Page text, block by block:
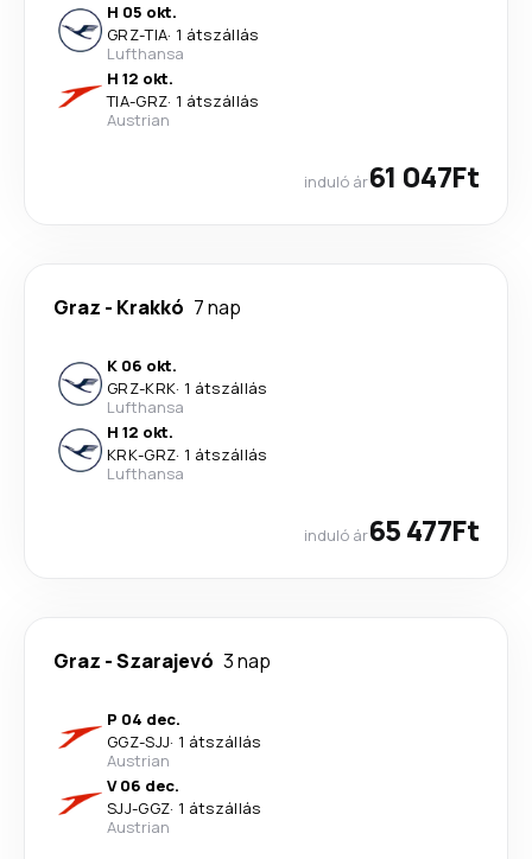
H 05 okt.
GRZ-TIA· 1 átszállás
Lufthansa
H 12 okt.
TIA-GRZ· 1 átszállás
Austrian
induló ár61 047Ft
Graz - Krakkó 7 nap
K 06 okt.
GRZ-KRK· 1 átszállás
Lufthansa
H 12 okt.
KRK-GRZ· 1 átszállás
Lufthansa
induló ár65 477Ft
Graz -Szarajevó 3 nap
P 04 dec.
GGZ-SJJ· 1 átszállás
Austrian
V 06 dec.
SJJ-GGZ· 1 átszállás
Austrian